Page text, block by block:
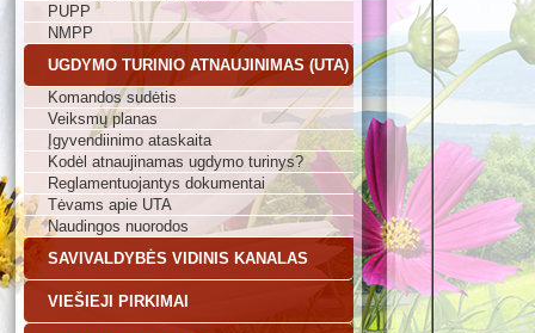
PUPP
NMPP
UGDYMO TURINIO ATNAUJINIMAS (UTA)
Komandos sudėtis
Veiksmų planas
Įgyvendiinimo ataskaita
Kodėl atnaujinamas ugdymo turinys?
Reglamentuojantys dokumentai
Tėvams apie UTA
Naudingos nuorodos
SAVIVALDYBĖS VIDINIS KANALAS
VIEŠIEJI PIRKIMAI